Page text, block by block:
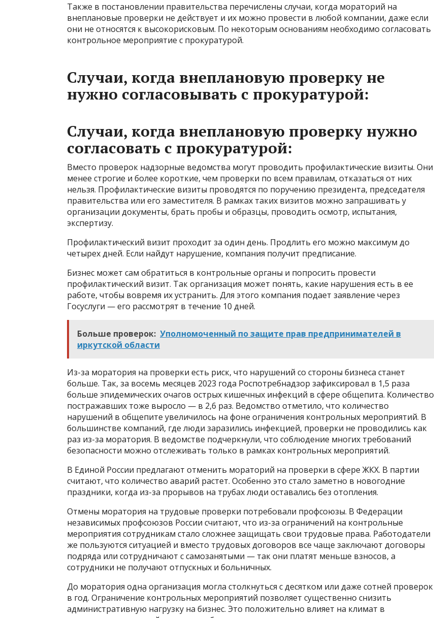
Также в постановлении правительства перечислены случаи, когда мораторий на
внеплановые проверки не действует и их можно провести в любой компании, даже если
они не относятся к высокорисковым. По некоторым основаниям необходимо согласовать
контрольное мероприятие с прокуратурой.
Случаи, когда внеплановую проверку не
нужно согласовывать с прокуратурой:
Случаи, когда внеплановую проверку нужно
согласовать с прокуратурой:
Вместо проверок надзорные ведомства могут проводить профилактические визиты. Они
менее строгие и более короткие, чем проверки по всем правилам, отказаться от них
нельзя. Профилактические визиты проводятся по поручению президента, председателя
правительства или его заместителя. В рамках таких визитов можно запрашивать у
организации документы, брать пробы и образцы, проводить осмотр, испытания,
экспертизу.
Профилактический визит проходит за один день. Продлить его можно максимум до
четырех дней. Если найдут нарушение, компания получит предписание.
Бизнес может сам обратиться в контрольные органы и попросить провести
профилактический визит. Так организация может понять, какие нарушения есть в ее
работе, чтобы вовремя их устранить. Для этого компания подает заявление через
Госуслуги — его рассмотрят в течение 10 дней.
Больше проверок: Уполномоченный по защите прав предпринимателей в
иркутской области
Из-за моратория на проверки есть риск, что нарушений со стороны бизнеса станет
больше. Так, за восемь месяцев 2023 года Роспотребнадзор зафиксировал в 1,5 раза
больше эпидемических очагов острых кишечных инфекций в сфере общепита. Количество
постражавших тоже выросло — в 2,6 раз. Ведомство отметило, что количество
нарушений в общепите увеличилось на фоне ограничения контрольных мероприятий. В
большинстве компаний, где люди заразились инфекцией, проверки не проводились как
раз из-за моратория. В ведомстве подчеркнули, что соблюдение многих требований
безопасности можно отслеживать только в рамках контрольных мероприятий.
В Единой России предлагают отменить мораторий на проверки в сфере ЖКХ. В партии
считают, что количество аварий растет. Особенно это стало заметно в новогодние
праздники, когда из-за прорывов на трубах люди оставались без отопления.
Отмены моратория на трудовые проверки потребовали профсоюзы. В Федерации
независимых профсоюзов России считают, что из-за ограничений на контрольные
мероприятия сотрудникам стало сложнее защищать свои трудовые права. Работодатели
же пользуются ситуацией и вместо трудовых договоров все чаще заключают договоры
подряда или сотрудничают с самозанятыми — так они платят меньше взносов, а
сотрудники не получают отпускных и больничных.
До моратория одна организация могла столкнуться с десятком или даже сотней проверок
в год. Ограничение контрольных мероприятий позволяет существенно снизить
административную нагрузку на бизнес. Это положительно влияет на климат в